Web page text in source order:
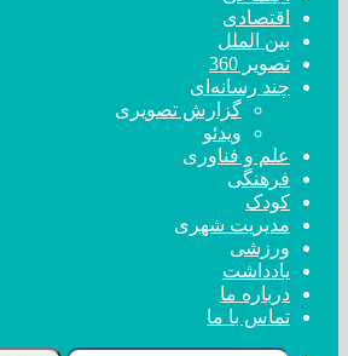
اقتصادی
بین الملل
تصویر 360
چند رسانه‌ای
گزارش تصویری
ویدئو
علم و فناوری
فرهنگی
کودک
مدیریت شهری
ورزشی
یادداشت
درباره ما
تماس با ما